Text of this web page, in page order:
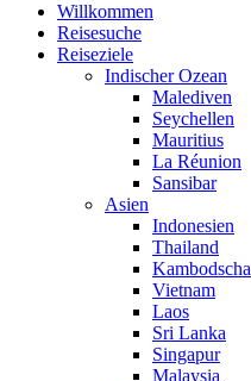
Willkommen
Reisesuche
Reiseziele
Indischer Ozean
Malediven
Seychellen
Mauritius
La Réunion
Sansibar
Asien
Indonesien
Thailand
Kambodscha
Vietnam
Laos
Sri Lanka
Singapur
Malaysia